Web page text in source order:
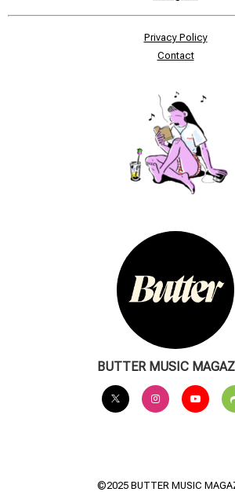
Privacy Policy
Contact
BUTTER MUSIC
©2025 BUTTER MUSIC